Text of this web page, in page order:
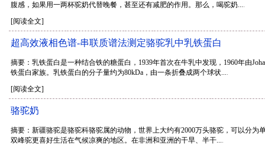
腹感，如果用一两杯驼奶代替晚餐，甚至还有减肥的作用。那么，喝驼奶....
[阅读全文]
超高效液相色谱-串联质谱法测定骆驼乳中乳铁蛋白
摘要：乳铁蛋白是一种结合铁的糖蛋白，1939年首次在牛乳中发现，1960年由
铁蛋白家族。乳铁蛋白的分子量约为80kDa，由一条折叠成两个球状....
[阅读全文]
骆驼奶
摘要：新疆骆驼是骆驼科骆驼属的动物，世界上大约有2000万头骆驼，可以分
双峰驼更喜好生活在气候凉爽的地区。在非洲和亚洲的干旱、半干....